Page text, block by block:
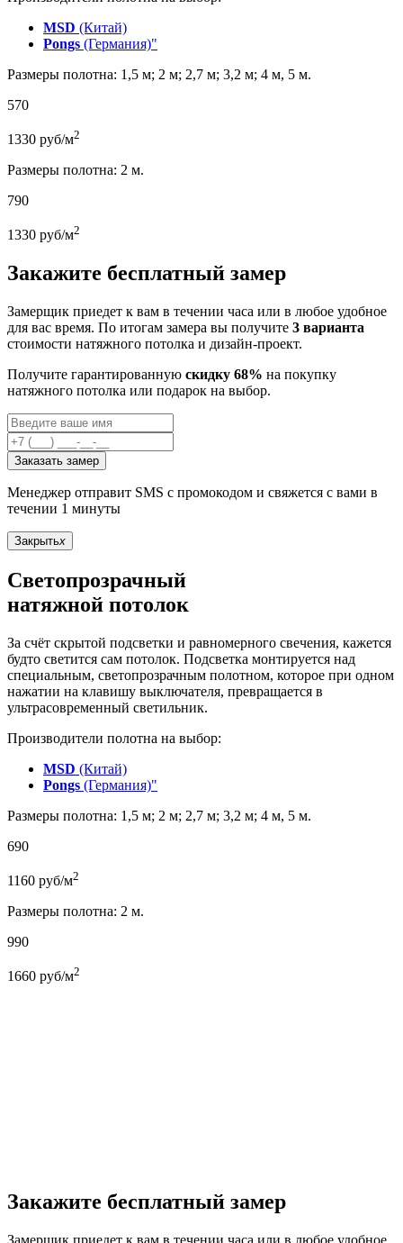
MSD (Китай)
Pongs (Германия)"
Размеры полотна: 1,5 м; 2 м; 2,7 м; 3,2 м; 4 м, 5 м.
570
1330 руб/м2
Размеры полотна: 2 м.
790
1330 руб/м2
Закажите бесплатный замер
Замерщик приедет к вам в течении часа или в любое удобное
для вас время. По итогам замера вы получите 3 варианта
стоимости натяжного потолка и дизайн-проект.
Получите гарантированную скидку 68% на покупку
натяжного потолка или подарок на выбор.
Заказать замер
Менеджер отправит SMS с промокодом и свяжется с вами в
течении 1 минуты
Закрытьx
Светопрозрачный
натяжной потолок
За счёт скрытой подсветки и равномерного свечения, кажется
будто светится сам потолок. Подсветка монтируется над
специальным, светопрозрачным полотном, которое при одном
нажатии на клавишу выключателя, превращается в
ультрасовременный светильник.
Производители полотна на выбор:
MSD (Китай)
Pongs (Германия)"
Размеры полотна: 1,5 м; 2 м; 2,7 м; 3,2 м; 4 м, 5 м.
690
1160 руб/м2
Размеры полотна: 2 м.
990
1660 руб/м2
Закажите бесплатный замер
Замерщик приедет к вам в течении часа или в любое удобное